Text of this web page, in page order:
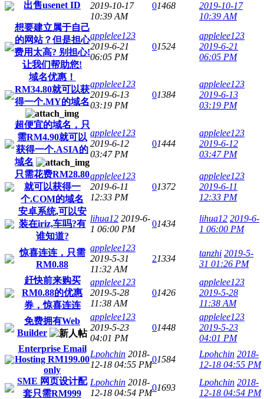
出售usenet ID
2019-10-17
10:39 AM
01468
2019-10-17
10:39 AM
想要建立属于自己
的网站？但是担心
费用太高? 别担心!
让我们帮助您!
applelee123
2019-6-21
06:05 PM
01524
applelee123
2019-6-21
06:05 PM
域名优惠！
RM34.80就可以获
得一个.MY的域名
applelee123
2019-6-13
03:19 PM
01384
applelee123
2019-6-13
03:19 PM
超便宜的域名，只
需RM4.90就可以
获得一个.ASIA的
域名
applelee123
2019-6-12
03:47 PM
01444
applelee123
2019-6-12
03:47 PM
只需花费RM28.80
就可以获得一
个.COM的域名
applelee123
2019-6-11
12:33 PM
01372
applelee123
2019-6-11
12:33 PM
安卓系统,可以安
装在iriz,车吗?有
谁知道?
lihua12 2019-6-
1 06:00 PM
01434
lihua12 2019-6-
1 06:00 PM
惊喜连连，只需
RM0.88
applelee123
2019-5-31
11:32 AM
21334
tanzhi 2019-5-
31 01:26 PM
赶快前来购买
RM0.88的优惠
券，惊喜连连
applelee123
2019-5-28
11:38 AM
01426
applelee123
2019-5-28
11:38 AM
免费拥有Web
Builder
applelee123
2019-5-23
04:01 PM
01448
applelee123
2019-5-23
04:01 PM
Enterprise Email
Hosting RM199.00
only
Lpohchin 2018-
12-18 04:55 PM
01584
Lpohchin 2018-
12-18 04:55 PM
SME 网页设计配
套只需RM999
Lpohchin 2018-
12-18 04:54 PM
01693
Lpohchin 2018-
12-18 04:54 PM